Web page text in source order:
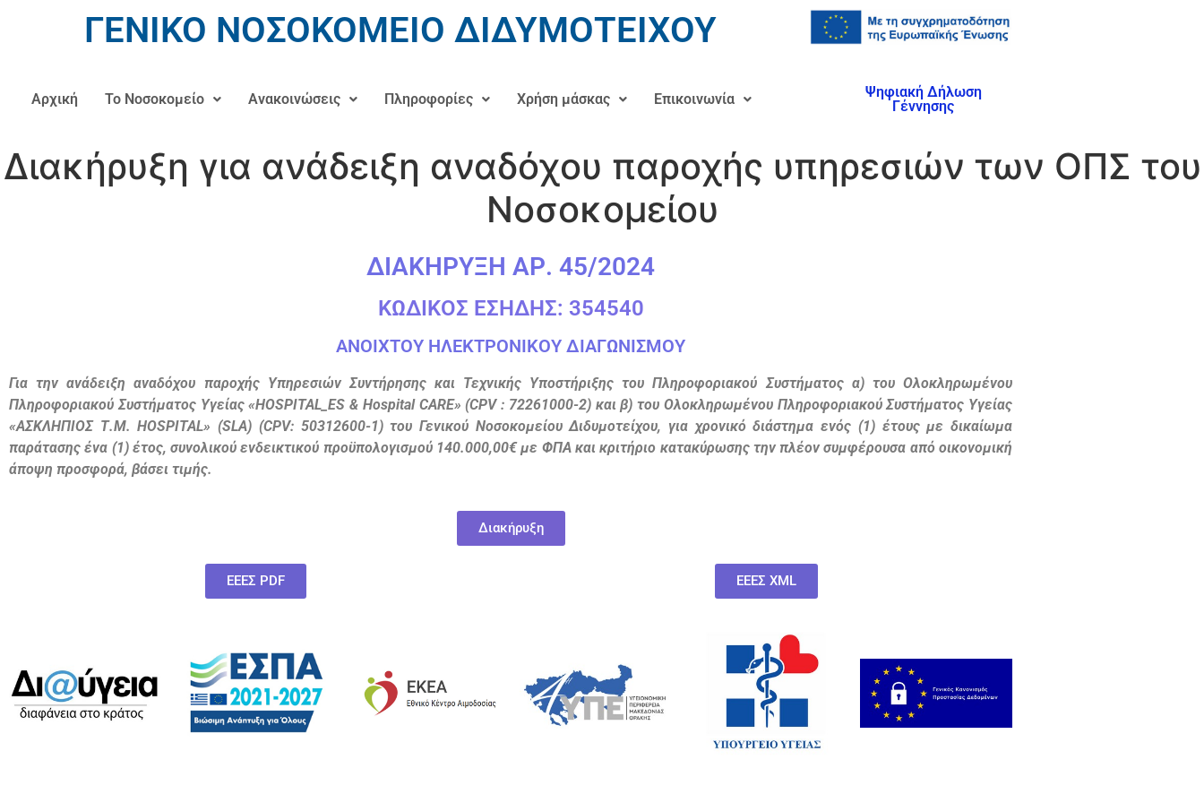
ΓΕΝΙΚΟ ΝΟΣΟΚΟΜΕΙΟ ΔΙΔΥΜΟΤΕΙΧΟΥ
Αρχική Το Νοσοκομείο Ανακοινώσεις Πληροφορίες Χρήση μάσκας Επικοινωνία
Ψηφιακή Δήλωση
Γέννησης
Διακήρυξη για ανάδειξη αναδόχου παροχής υπηρεσιών των ΟΠΣ του
Νοσοκομείου
ΔΙΑΚΗΡΥΞΗ ΑΡ. 45/2024
ΚΩΔΙΚΟΣ ΕΣΗΔΗΣ: 354540
ΑΝΟΙΧΤΟΥ ΗΛΕΚΤΡΟΝΙΚΟΥ ΔΙΑΓΩΝΙΣΜΟΥ
Για την ανάδειξη αναδόχου παροχής Υπηρεσιών Συντήρησης και Τεχνικής Υποστήριξης του Πληροφοριακού Συστήματος α) του Ολοκληρωμένου
Πληροφοριακού Συστήματος Υγείας «HOSPITAL_ES & Hospital CARE» (CPV : 72261000-2) και β) του Ολοκληρωμένου Πληροφοριακού Συστήματος Υγείας
«ΑΣKΛΗΠΙΟΣ Τ.Μ. HOSPITAL» (SLA) (CPV: 50312600-1) του Γενικού Νοσοκομείου Διδυμοτείχου, για χρονικό διάστημα ενός (1) έτους με δικαίωμα
παράτασης ένα (1) έτος, συνολικού ενδεικτικού προϋπολογισμού 140.000,00€ με ΦΠΑ και κριτήριο κατακύρωσης την πλέον συμφέρουσα από οικονομική
άποψη προσφορά, βάσει τιμής.
Διακήρυξη
ΕΕΕΣ PDF ΕΕΕΣ XML